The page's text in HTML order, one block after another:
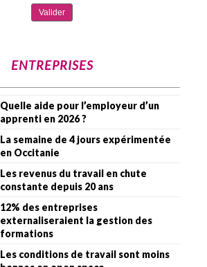
ENTREPRISES
Quelle aide pour l’employeur d’un
apprenti en 2026 ?
La semaine de 4 jours expérimentée
en Occitanie
Les revenus du travail en chute
constante depuis 20 ans
12% des entreprises
externaliseraient la gestion des
formations
Les conditions de travail sont moins